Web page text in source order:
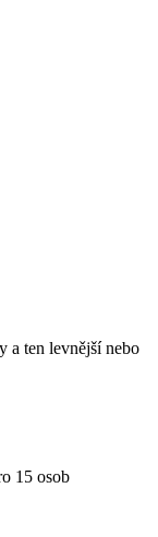
a ten levnější nebo
15 osob